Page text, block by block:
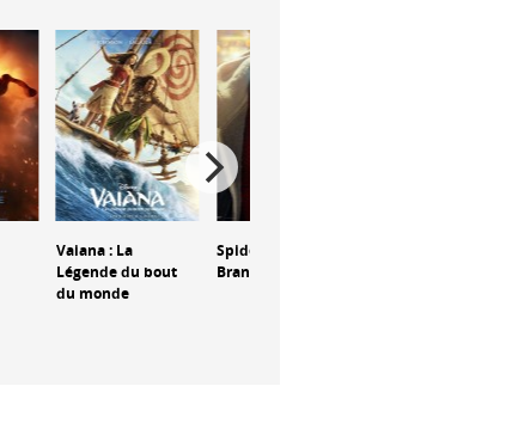
Vaiana : La
Légende du bout
du monde
Spider-Man :
Brand New Day